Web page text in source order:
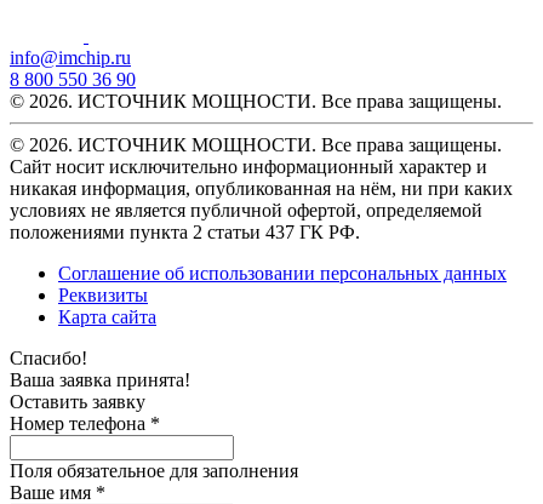
info@imchip.ru
8 800 550 36 90
© 2026. ИСТОЧНИК МОЩНОСТИ. Все права защищены.
© 2026. ИСТОЧНИК МОЩНОСТИ. Все права защищены.
Сайт носит исключительно информационный характер и
никакая информация, опубликованная на нём, ни при каких
условиях не является публичной офертой, определяемой
положениями пункта 2 статьи 437 ГК РФ.
Соглашение об использовании персональных данных
Реквизиты
Карта сайта
Спасибо!
Ваша заявка принята!
Оставить заявку
Номер телефона *
Поля обязательное для заполнения
Ваше имя *